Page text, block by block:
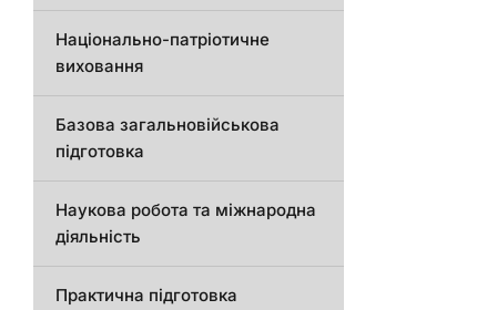
Національно-патріотичне
виховання
Базова загальновійськова
підготовка
Наукова робота та міжнародна
діяльність
Практична підготовка